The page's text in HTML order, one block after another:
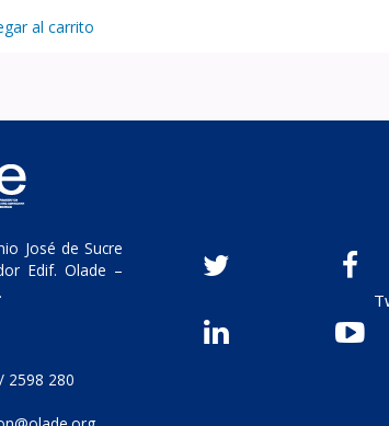
al carrito
José de Sucre
Edif. Olade –
2598 280